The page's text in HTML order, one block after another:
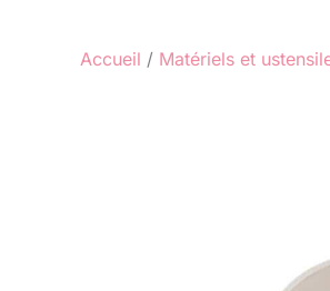
Accueil Matériels et